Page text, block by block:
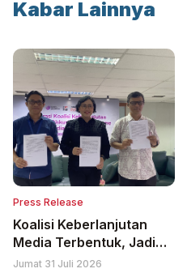
Kabar Lainnya
Press Release
Koalisi Keberlanjutan
Media Terbentuk, Jadi
Forum Bertemunya
Jumat 31 Juli 2026